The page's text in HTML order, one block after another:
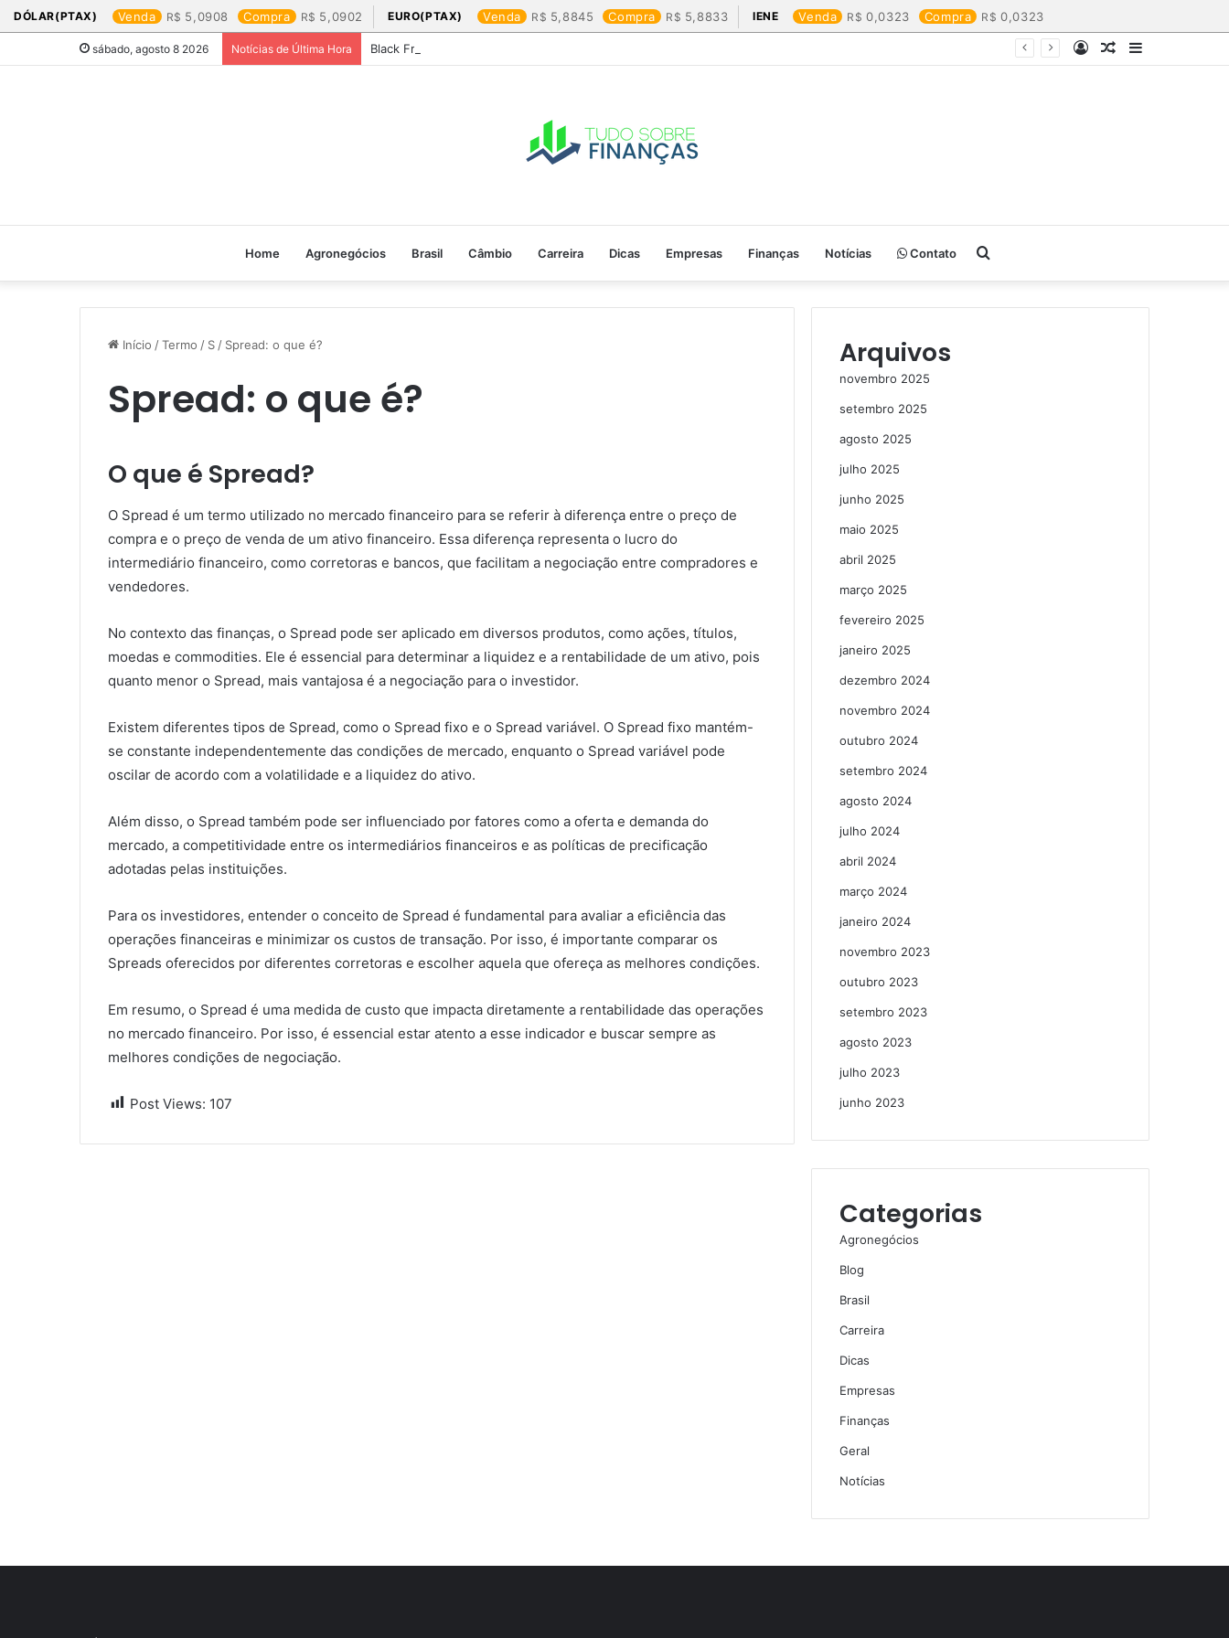
DÓLAR(PTAX) Venda 5,0908 Compra 5,0902 EURO(PTAX) Venda 5,8845 Compra 5,8833 IENE Venda 0,0323 Compra 0,0323
sábado, agosto 8 2026 Notícias de Última Hora Black Friday: os produtos que mais valem a pena
Barra
Artigo
Entrar
Home Agronegócios Brasil Câmbio Carreira Dicas Empresas Finanças Notícias Contato Procurar
por
Início /Termo / S / Spread: o que é?
Spread: o que é?
O que é Spread?
O Spread é um termo utilizado no mercado financeiro para se referir à diferença entre o preço de
compra e o preço de venda de um ativo financeiro. Essa diferença representa o lucro do
intermediário financeiro, como corretoras e bancos, que facilitam a negociação entre compradores e
vendedores.
No contexto das finanças, o Spread pode ser aplicado em diversos produtos, como ações, títulos,
moedas e commodities. Ele é essencial para determinar a liquidez e a rentabilidade de um ativo, pois
quanto menor o Spread, mais vantajosa é a negociação para o investidor.
Existem diferentes tipos de Spread, como o Spread fixo e o Spread variável. O Spread fixo mantém-
se constante independentemente das condições de mercado, enquanto o Spread variável pode
oscilar de acordo com a volatilidade e a liquidez do ativo.
Além disso, o Spread também pode ser influenciado por fatores como a oferta e demanda do
mercado, a competitividade entre os intermediários financeiros e as políticas de precificação
adotadas pelas instituições.
Para os investidores, entender o conceito de Spread é fundamental para avaliar a eficiência das
operações financeiras e minimizar os custos de transação. Por isso, é importante comparar os
Spreads oferecidos por diferentes corretoras e escolher aquela que ofereça as melhores condições.
Em resumo, o Spread é uma medida de custo que impacta diretamente a rentabilidade das operações
no mercado financeiro. Por isso, é essencial estar atento a esse indicador e buscar sempre as
melhores condições de negociação.
Post Views: 107
Arquivos
novembro 2025
setembro 2025
agosto 2025
julho 2025
junho 2025
maio 2025
abril 2025
março 2025
fevereiro 2025
janeiro 2025
dezembro 2024
novembro 2024
outubro 2024
setembro 2024
agosto 2024
julho 2024
abril 2024
março 2024
janeiro 2024
novembro 2023
outubro 2023
setembro 2023
agosto 2023
julho 2023
junho 2023
Categorias
Agronegócios
Blog
Brasil
Carreira
Dicas
Empresas
Finanças
Geral
Notícias